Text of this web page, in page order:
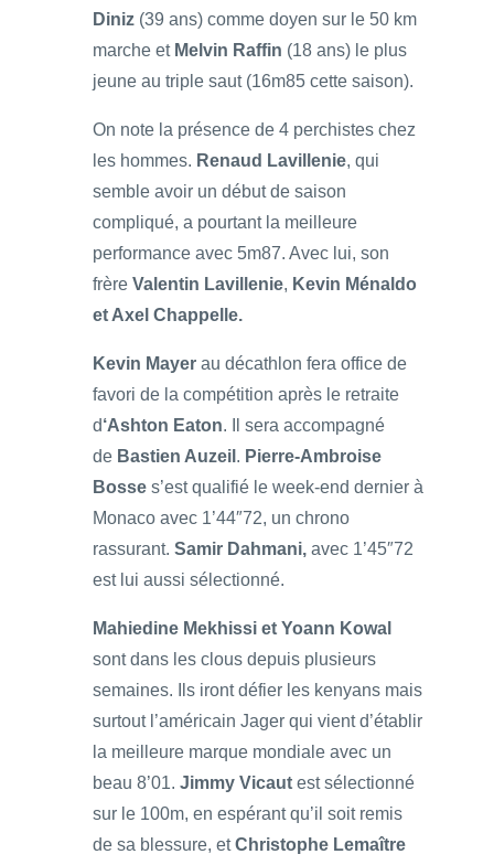
Diniz (39 ans) comme doyen sur le 50 km
marche et Melvin Raffin (18 ans) le plus
jeune au triple saut (16m85 cette saison).
On note la présence de 4 perchistes chez
les hommes. Renaud Lavillenie, qui
semble avoir un début de saison
compliqué, a pourtant la meilleure
performance avec 5m87. Avec lui, son
frère Valentin Lavillenie, Kevin Ménaldo
et Axel Chappelle.
Kevin Mayer au décathlon fera office de
favori de la compétition après le retraite
d‘Ashton Eaton. Il sera accompagné
de Bastien Auzeil . Pierre-Ambroise
Bosse s’est qualifié le week-end dernier à
Monaco avec 1’44″72, un chrono
rassurant. Samir Dahmani, avec 1’45″72
est lui aussi sélectionné.
Mahiedine Mekhissi et Yoann Kowal
sont dans les clous depuis plusieurs
semaines. Ils iront défier les kenyans mais
surtout l’américain Jager qui vient d’établir
la meilleure marque mondiale avec un
beau 8’01. Jimmy Vicaut est sélectionné
sur le 100m, en espérant qu’il soit remis
de sa blessure, etChristophe Lemaître